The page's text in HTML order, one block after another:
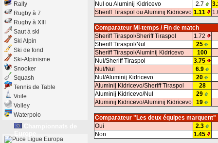
Nul ou Aluminij Kidricevo
2.7
Sheriff Tiraspol ou Aluminij Kidricevo 1.11
Comparateur Mi-temps / Fin de match
Sheriff Tiraspol/Sheriff Tiraspol
1.72
Sheriff Tiraspol/Nul
25
Sheriff Tiraspol/Aluminij Kidricevo
100
Nul/Sheriff Tiraspol
3.75
Nul/Nul
6.9
Nul/Aluminij Kidricevo
20
Aluminij Kidricevo/Sheriff Tiraspol
28
Aluminij Kidricevo/Nul
29
Aluminij Kidricevo/Aluminij Kidricevo
19
Comparateur "Les deux équipes marquent"
Oui
2.3
Non
1.45
Rally
Rugby à 7
Rugby à XIII
Saut à ski
Ski Alpin
Ski de fond
Ski-Alpinisme
Snooker
Squash
Tennis de Table
Voile
Volley
Waterpolo
Ligue Europa